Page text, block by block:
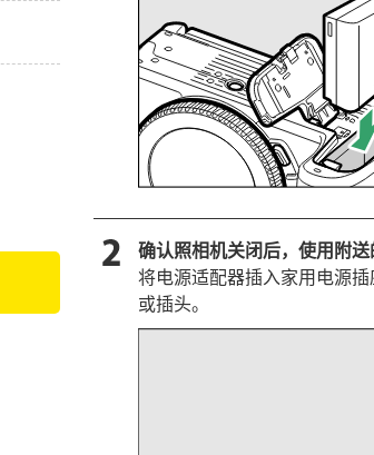
确认照相机关闭后，使用附
将电源适配器插入家用电源
或插头。